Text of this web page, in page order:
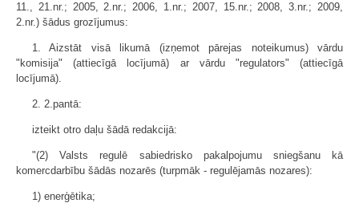
11., 21.nr.; 2005, 2.nr.; 2006, 1.nr.; 2007, 15.nr.; 2008, 3.nr.; 2009,
2.nr.) šādus grozījumus:
1. Aizstāt visā likumā (izņemot pārejas noteikumus) vārdu
"komisija" (attiecīgā locījumā) ar vārdu "regulators" (attiecīgā
locījumā).
2. 2.pantā:
izteikt otro daļu šādā redakcijā:
"(2) Valsts regulē sabiedrisko pakalpojumu sniegšanu kā
komercdarbību šādās nozarēs (turpmāk - regulējamās nozares):
1) enerģētika;